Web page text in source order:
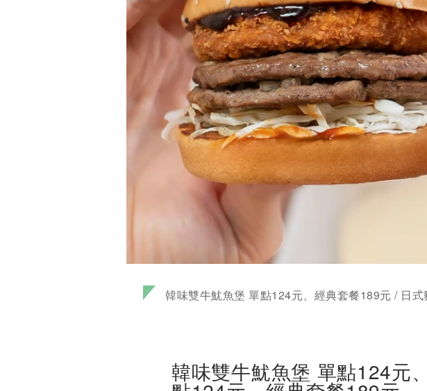
韓味雙牛魷魚堡 單點124元、經典套餐189元 / 日
韓味雙牛魷魚堡 單點124元